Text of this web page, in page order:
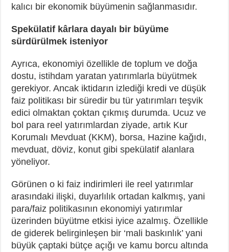
kalıcı bir ekonomik büyümenin sağlanmasıdır.
Spekülatif kârlara dayalı bir büyüme
sürdürülmek isteniyor
Ayrıca, ekonomiyi özellikle de toplum ve doğa
dostu, istihdam yaratan yatırımlarla büyütmek
gerekiyor. Ancak iktidarın izlediği kredi ve düşük
faiz politikası bir süredir bu tür yatırımları teşvik
edici olmaktan çoktan çıkmış durumda. Ucuz ve
bol para reel yatırımlardan ziyade, artık Kur
Korumalı Mevduat (KKM), borsa, Hazine kağıdı,
mevduat, döviz, konut gibi spekülatif alanlara
yöneliyor.
Görünen o ki faiz indirimleri ile reel yatırımlar
arasındaki ilişki, duyarlılık ortadan kalkmış, yani
para/faiz politikasının ekonomiyi yatırımlar
üzerinden büyütme etkisi iyice azalmış. Özellikle
de giderek belirginleşen bir ‘mali baskınlık’ yani
büyük çaptaki bütçe açığı ve kamu borcu altında